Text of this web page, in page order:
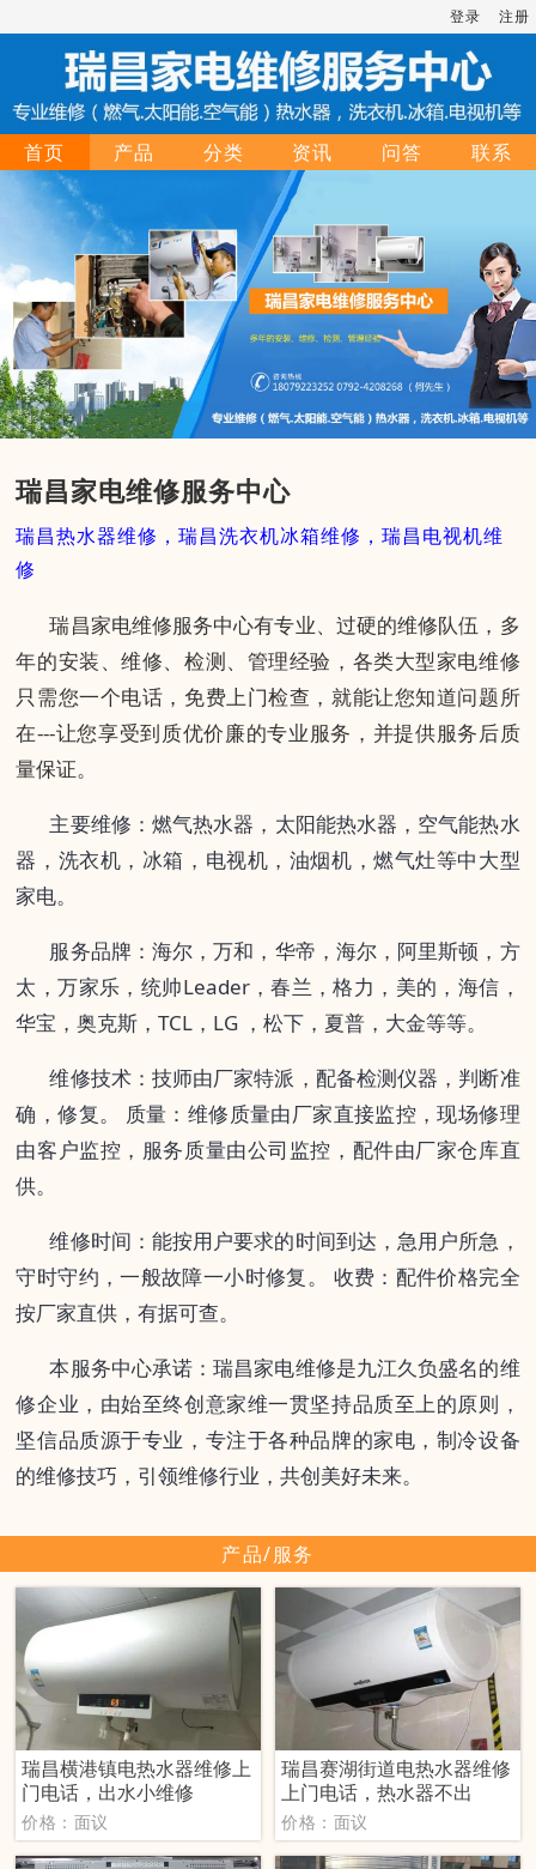
登录 注册
首页 产品 分类 资讯 问答 联系
瑞昌家电维修服务中心
瑞昌热水器维修，瑞昌洗衣机冰箱维修，瑞昌电视机维
修
瑞昌家电维修服务中心有专业、过硬的维修队伍，多
年的安装、维修、检测、管理经验，各类大型家电维修
只需您一个电话，免费上门检查，就能让您知道问题所
在---让您享受到质优价廉的专业服务，并提供服务后质
量保证。
主要维修：燃气热水器 ，太阳能热水器 ，空气能热水
器，洗衣机，冰箱，电视机，油烟机，燃气灶等中大型
家电。
服务品牌：海尔 ，万和， 华帝，海尔，阿里斯顿，方
太，万家乐，统帅Leader，春兰，格力，美的，海信，
华宝，奥克斯，TCL，LG ，松下，夏普，大金等等。
维修技术：技师由厂家特派，配备检测仪器，判断准
确，修复。 质量：维修质量由厂家直接监控，现场修理
由客户监控，服务质量由公司监控，配件由厂家仓库直
供。
维修时间：能按用户要求的时间到达，急用户所急，
守时守约，一般故障一小时修复。 收费：配件价格完全
按厂家直供，有据可查。
本服务中心承诺：瑞昌家电维修是九江久负盛名的维
修企业，由始至终创意家维一贯坚持品质至上的原则，
坚信品质源于专业，专注于各种品牌的家电，制冷设备
的维修技巧，引领维修行业，共创美好未来。
产品/服务
瑞昌横港镇电热水器维修上
门电话，出水小维修
价格：面议
瑞昌赛湖街道电热水器维修
上门电话，热水器不出
价格：面议